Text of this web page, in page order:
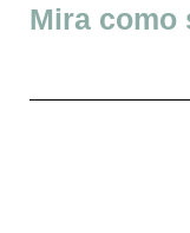
Mira como